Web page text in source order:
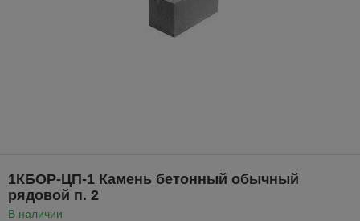
1КБОР-ЦП-1 Камень бетонный обычный
рядовой п. 2
В наличии